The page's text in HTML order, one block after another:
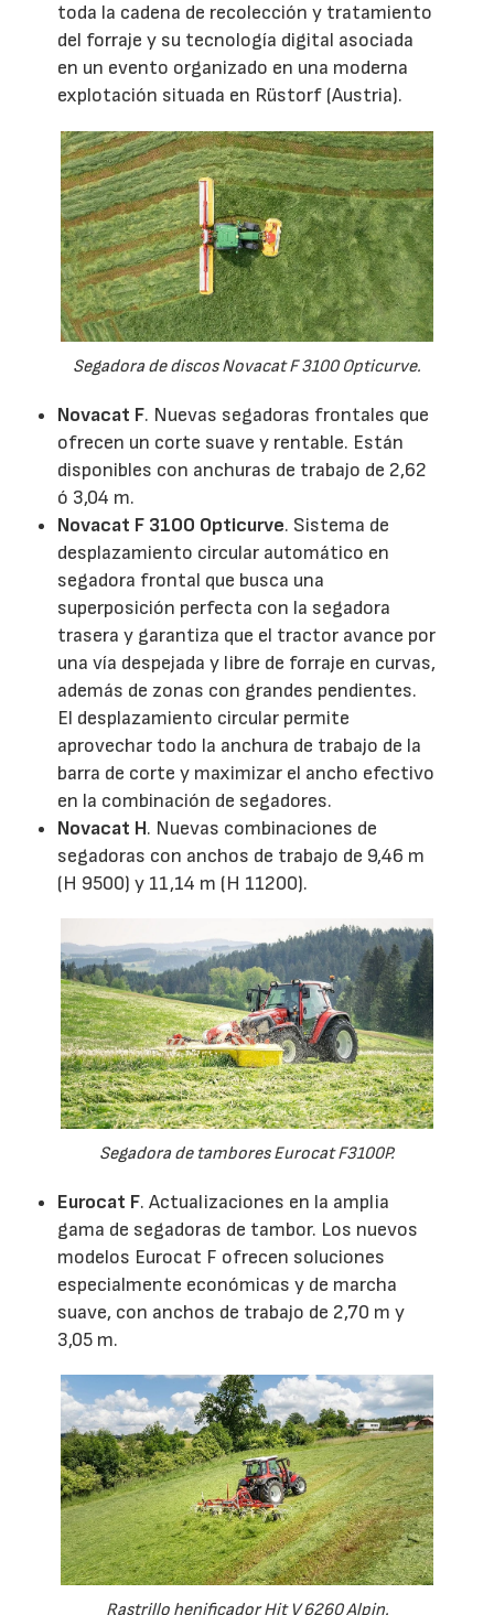
toda la cadena de recolección y tratamiento
del forraje y su tecnología digital asociada
en un evento organizado en una moderna
explotación situada en Rüstorf (Austria).
Segadora de discos Novacat F 3100 Opticurve.
Novacat F. Nuevas segadoras frontales que
ofrecen un corte suave y rentable. Están
disponibles con anchuras de trabajo de 2,62
ó 3,04 m.
Novacat F 3100 Opticurve. Sistema de
desplazamiento circular automático en
segadora frontal que busca una
superposición perfecta con la segadora
trasera y garantiza que el tractor avance por
una vía despejada y libre de forraje en curvas,
además de zonas con grandes pendientes.
El desplazamiento circular permite
aprovechar todo la anchura de trabajo de la
barra de corte y maximizar el ancho efectivo
en la combinación de segadores.
Novacat H. Nuevas combinaciones de
segadoras con anchos de trabajo de 9,46 m
(H 9500) y 11,14 m (H 11200).
Segadora de tambores Eurocat F3100P.
Eurocat F. Actualizaciones en la amplia
gama de segadoras de tambor. Los nuevos
modelos Eurocat F ofrecen soluciones
especialmente económicas y de marcha
suave, con anchos de trabajo de 2,70 m y
3,05 m.
Rastrillo henificador Hit V 6260 Alpin.